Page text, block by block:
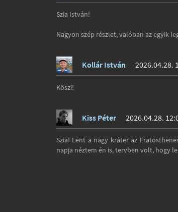
Szia István!
Nagyon szép részlet, valóban az egyik
Kollár István 2026.04.28.
Köszi!
Kiss Péter 2026.04.28.
Szia! Lent a nagy kráter az
napja néztem én is, tervben volt, hogy